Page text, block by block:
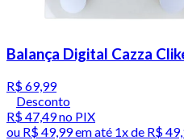
Balança Digital Cazza
R$ 69,99
Desconto
R$ 47,49no PIX
ou R$ 49,99em até 1x de R$